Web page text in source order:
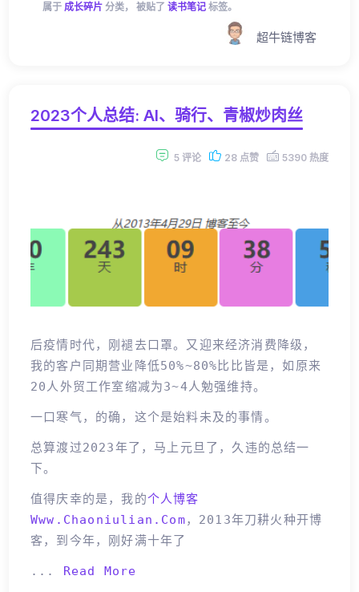
属于 成长碎片 分类， 被贴了 读书笔记 标签。
超牛链博客
2023个人总结: AI、骑行、青椒炒肉丝
5 评论 28 点赞 5390 热度
后疫情时代，刚褪去口罩。又迎来经济消费降级，
我的客户同期营业降低50%~80%比比皆是，如原来
20人外贸工作室缩减为3~4人勉强维持。
一口寒气，的确，这个是始料未及的事情。
总算渡过2023年了，马上元旦了，久违的总结一
下。
值得庆幸的是，我的个人博客
Www.chaoniulian.com，2013年刀耕火种开博
客，到今年，刚好满十年了
... Read More